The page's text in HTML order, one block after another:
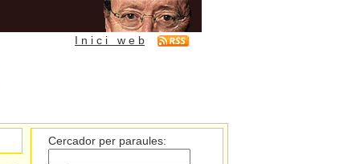
I n i c i w e b
Cercador per paraules: